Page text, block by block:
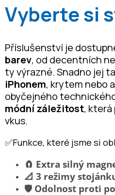
Vyberte si
Příslušenství je
barev, od decentních
ty výrazné. Snadno jej
iPhonem, krytem nebo
obyčejného
módní záležitost,
vkus.
✅Funkce, které jsme si
🧲 Extra silný
📐 3 režimy
🛡️ Odolnost proti